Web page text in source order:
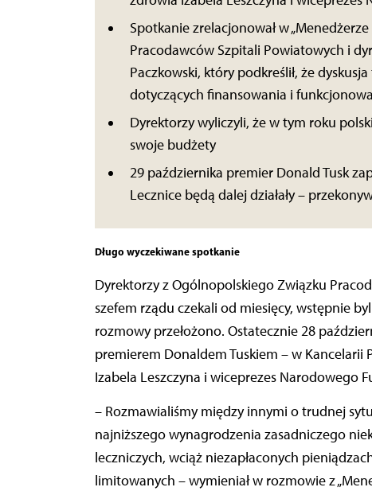
Spotkanie zrelacjonował w
Pracodawców Szpitali Powiatowych i
Paczkowski, który podkreślił, że
dotyczących finansowania i
Dyrektorzy wyliczyli, że w tym roku
swoje budżety
29 października premier Donald Tusk
Lecznice będą dalej działały –
Długo wyczekiwane spotkanie
Dyrektorzy z Ogólnopolskiego Związku
szefem rządu czekali od miesięcy, wstępnie
rozmowy przełożono. Ostatecznie 28
premierem Donaldem Tuskiem – w
Izabela Leszczyna i wiceprezes Narodowego
– Rozmawialiśmy między innymi o trudnej
najniższego wynagrodzenia zasadniczego
leczniczych, wciąż niezapłaconych
limitowanych – wymieniał w rozmowie z